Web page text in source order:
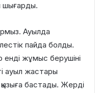
шығарды.
Ауылда
пайда болды.
енді жұмыс берушіні
ауыл жастары
бастады. Жерді